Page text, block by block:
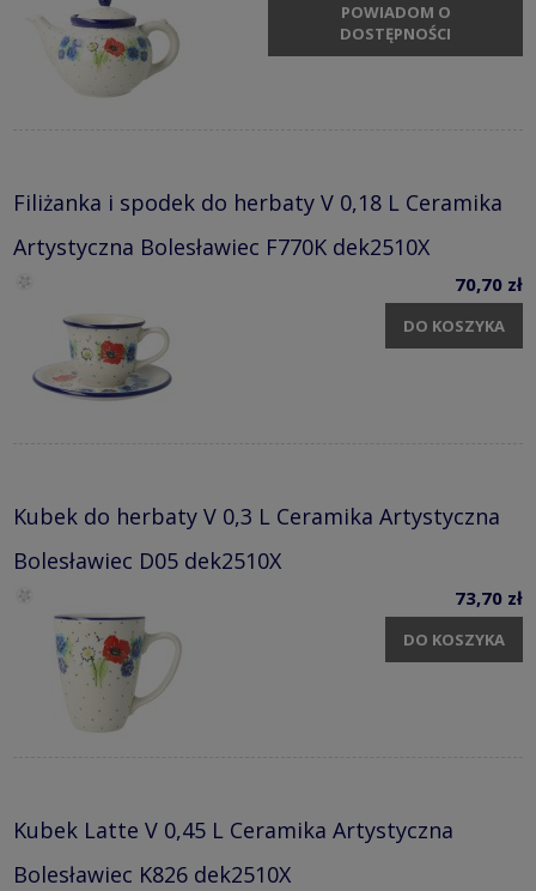
POWIADOM O
DOSTĘPNOŚCI
Filiżanka i spodek do herbaty V 0,18 L Ceramika
Artystyczna Bolesławiec F770K dek2510X
70,70 zł
DO KOSZYKA
Kubek do herbaty V 0,3 L Ceramika Artystyczna
Bolesławiec D05 dek2510X
73,70 zł
DO KOSZYKA
Kubek Latte V 0,45 L Ceramika Artystyczna
Bolesławiec K826 dek2510X